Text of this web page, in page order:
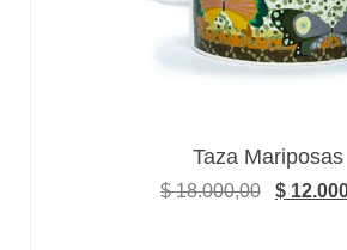
Taza Mariposas
$18.000,00 $